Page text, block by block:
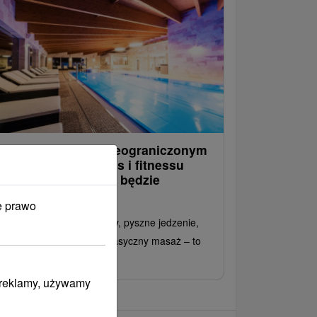
pobyt z nieograniczonym
do wellness i fitnessu
że Twój urlop będzie
otoczenie Małej Fatry, pyszne jedzenie,
wellness i klasyczny masaż – to
prawo
używamy